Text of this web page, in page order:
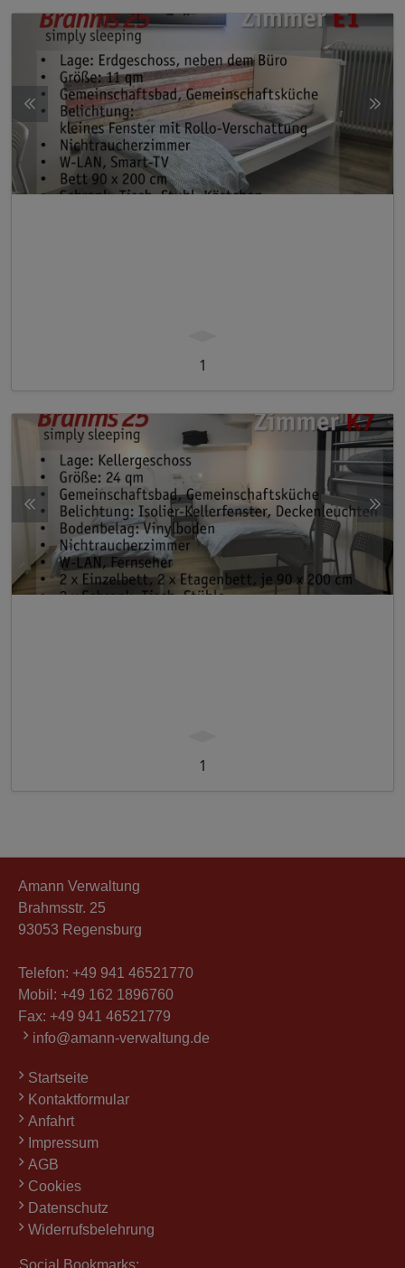
1
1
Amann Verwaltung
Brahmsstr. 25
93053 Regensburg
Telefon: +49 941 46521770
Mobil: +49 162 1896760
Fax: +49 941 46521779
info@amann-verwaltung.de
Startseite
Kontaktformular
Anfahrt
Impressum
AGB
Cookies
Datenschutz
Widerrufsbelehrung
Social Bookmarks: